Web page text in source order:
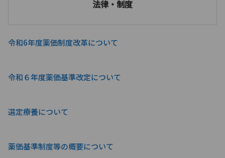
法律・制度
令和6年度薬価制度改革について
令和６年度薬価基準改定について
選定療養について
薬価基準制度等の概要について